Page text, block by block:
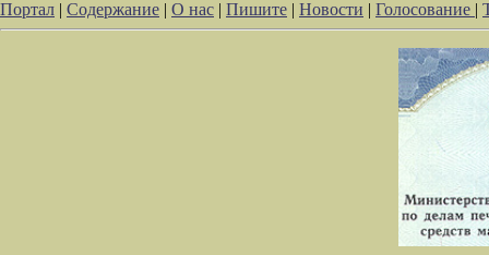
Портал | Содержание | О нас | Пишите | Новости | Голосование |